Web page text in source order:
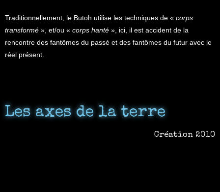
Traditionnellement, le Butoh utilise les techniques de « corps
transformé », et/ou « corps hanté », ici, il est accident de la
rencontre des fantômes du passé et des fantômes du futur avec le
réel présent.
Les axes de la terre
Création 2010